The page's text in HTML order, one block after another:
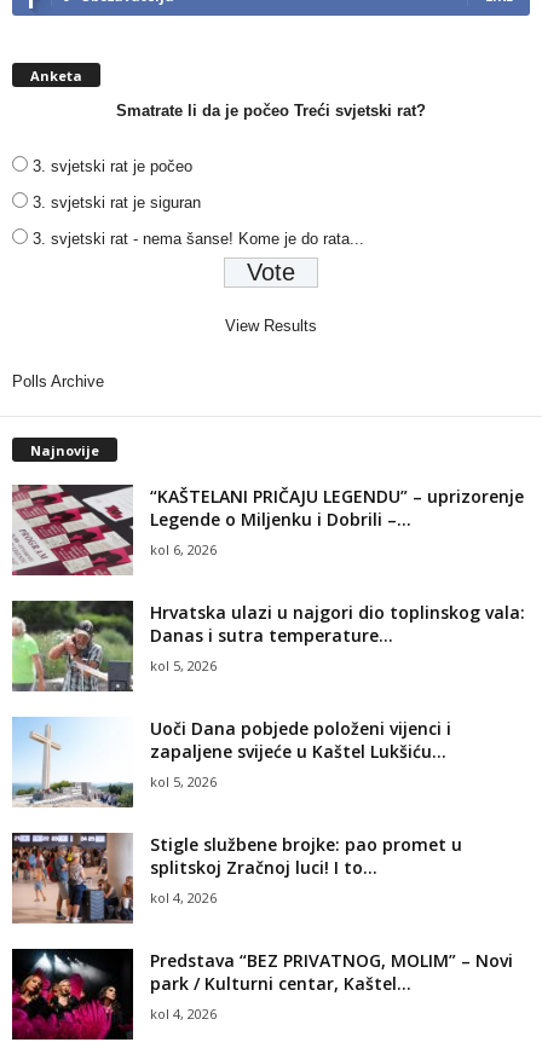
Anketa
Smatrate li da je počeo Treći svjetski rat?
3. svjetski rat je počeo
3. svjetski rat je siguran
3. svjetski rat - nema šanse! Kome je do rata...
View Results
Polls Archive
Najnovije
“KAŠTELANI PRIČAJU LEGENDU” – uprizorenje
Legende o Miljenku i Dobrili –...
kol 6, 2026
Hrvatska ulazi u najgori dio toplinskog vala:
Danas i sutra temperature...
kol 5, 2026
Uoči Dana pobjede položeni vijenci i
zapaljene svijeće u Kaštel Lukšiću...
kol 5, 2026
Stigle službene brojke: pao promet u
splitskoj Zračnoj luci! I to...
kol 4, 2026
Predstava “BEZ PRIVATNOG, MOLIM” – Novi
park / Kulturni centar, Kaštel...
kol 4, 2026